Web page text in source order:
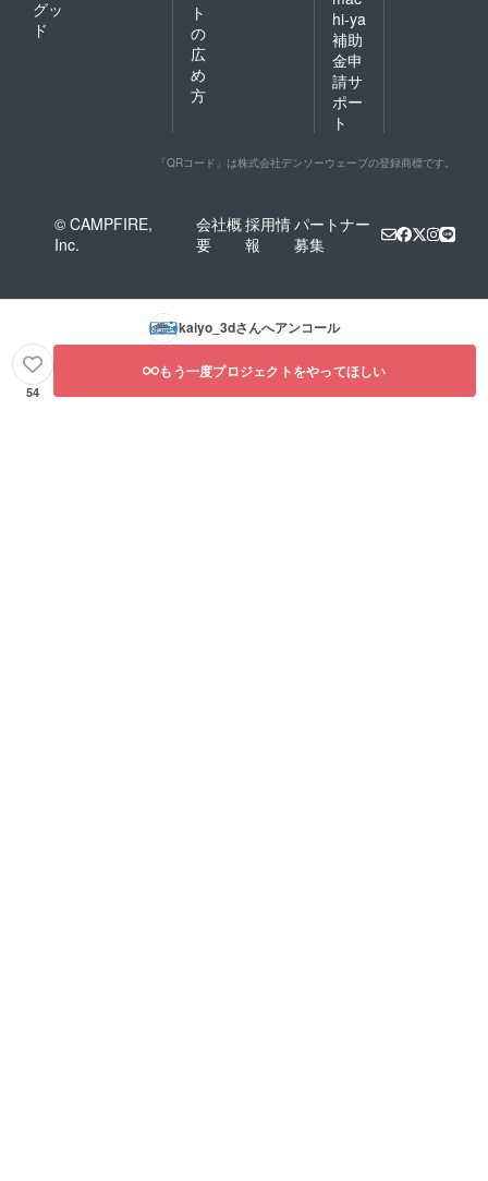
グッ
ド
ト
の
広
め
方
hi-ya
補助
金申
請サ
ポー
ト
「QRコード」は株式会社デンソーウェーブの登録商標です。
© CAMPFIRE,
Inc.
会社概
要
採用情
報
パートナー
募集
kaiyo_3dさんへアンコール
54
もう一度プロジェクトをやってほしい